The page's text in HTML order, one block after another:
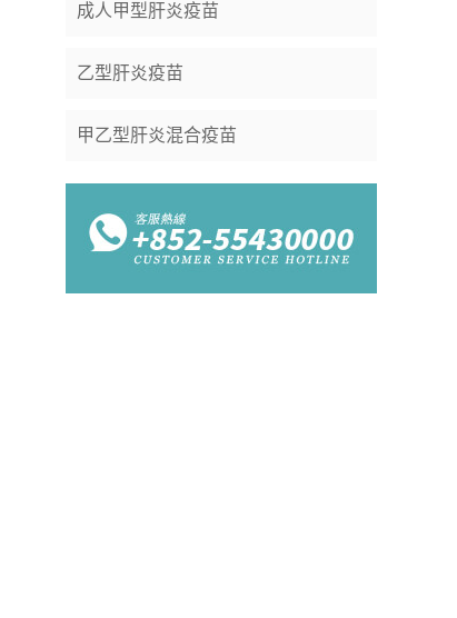
成人甲型肝炎疫苗
乙型肝炎疫苗
甲乙型肝炎混合疫苗